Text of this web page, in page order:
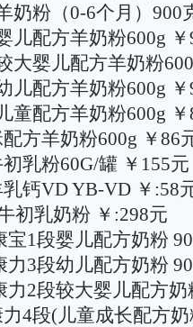
奶粉（0-6个月）900
儿配方羊奶粉600g ￥
大婴儿配方羊奶粉
儿配方羊奶粉600g ￥
童配方羊奶粉600g ￥
方羊奶粉600g ￥86
乳粉60G/罐 ￥155元
钙VD YB-VD ￥:58
初乳奶粉 ￥:298元
宝1段婴儿配方奶粉
力3段幼儿配方奶粉
力2段较大婴儿配方奶
4段(儿童成长配方